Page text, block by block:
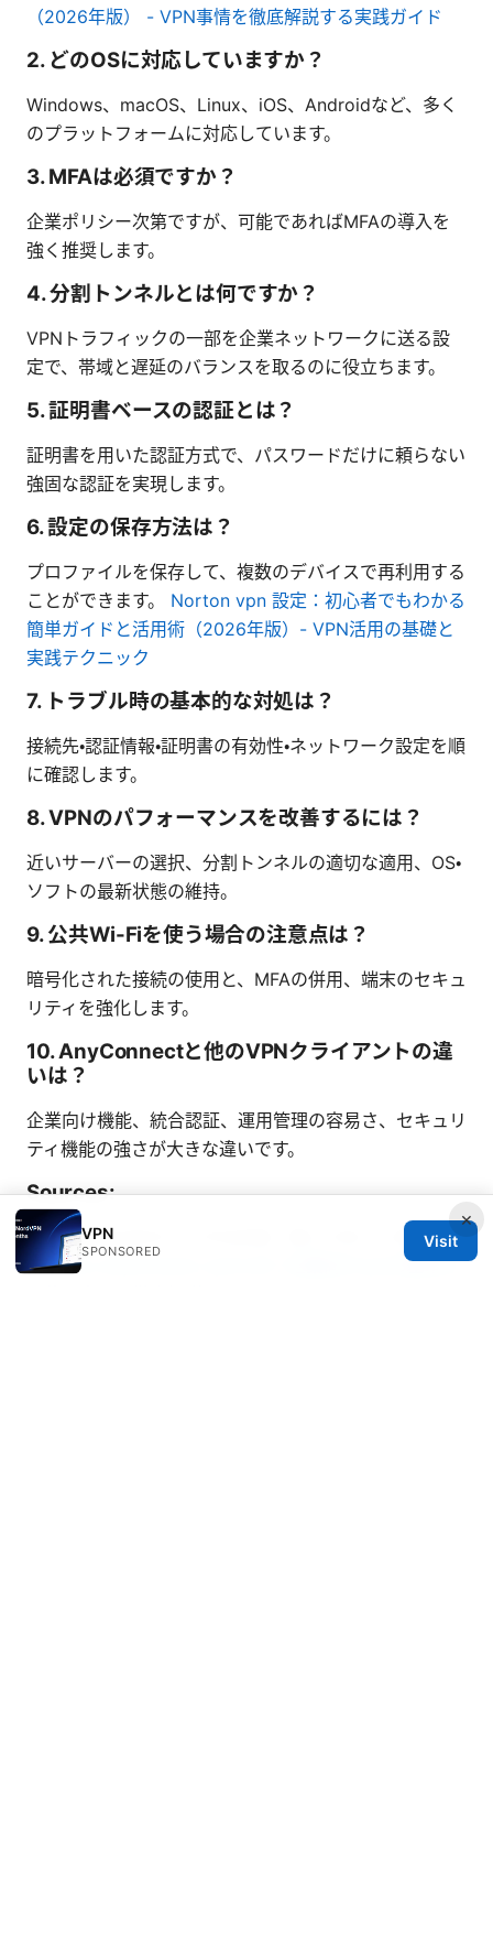
（2026年版） - VPN事情を徹底解説する実践ガイド
2. どのOSに対応していますか？
Windows、macOS、Linux、iOS、Androidなど、多く
のプラットフォームに対応しています。
3. MFAは必須ですか？
企業ポリシー次第ですが、可能であればMFAの導入を
強く推奨します。
4. 分割トンネルとは何ですか？
VPNトラフィックの一部を企業ネットワークに送る設
定で、帯域と遅延のバランスを取るのに役立ちます。
5. 証明書ベースの認証とは？
証明書を用いた認証方式で、パスワードだけに頼らない
強固な認証を実現します。
6. 設定の保存方法は？
プロファイルを保存して、複数のデバイスで再利用する
ことができます。 Norton vpn 設定：初心者でもわかる
簡単ガイドと活用術（2026年版）- VPN活用の基礎と
実践テクニック
7. トラブル時の基本的な対処は？
接続先・認証情報・証明書の有効性・ネットワーク設定を順
に確認します。
8. VPNのパフォーマンスを改善するには？
近いサーバーの選択、分割トンネルの適切な適用、OS・
ソフトの最新状態の維持。
9. 公共Wi-Fiを使う場合の注意点は？
暗号化された接続の使用と、MFAの併用、端末のセキュ
リティを強化します。
10. AnyConnectと他のVPNクライアントの違
いは？
企業向け機能、統合認証、運用管理の容易さ、セキュリ
ティ機能の強さが大きな違いです。
Sources:
Iphoneのvpnをオフにする方法：知っておくべき設定解
除Cisco anyconnect vpnとは？企業向けvpnの基本か
×
VPN
SPONSORED
Visit